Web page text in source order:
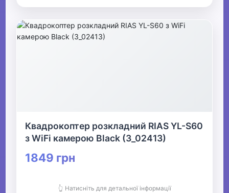
Квадрокоптер розкладний RIAS YL-S60
з WiFi камерою Black (3_02413)
1849 грн
👆 Натисніть для детальної інформації